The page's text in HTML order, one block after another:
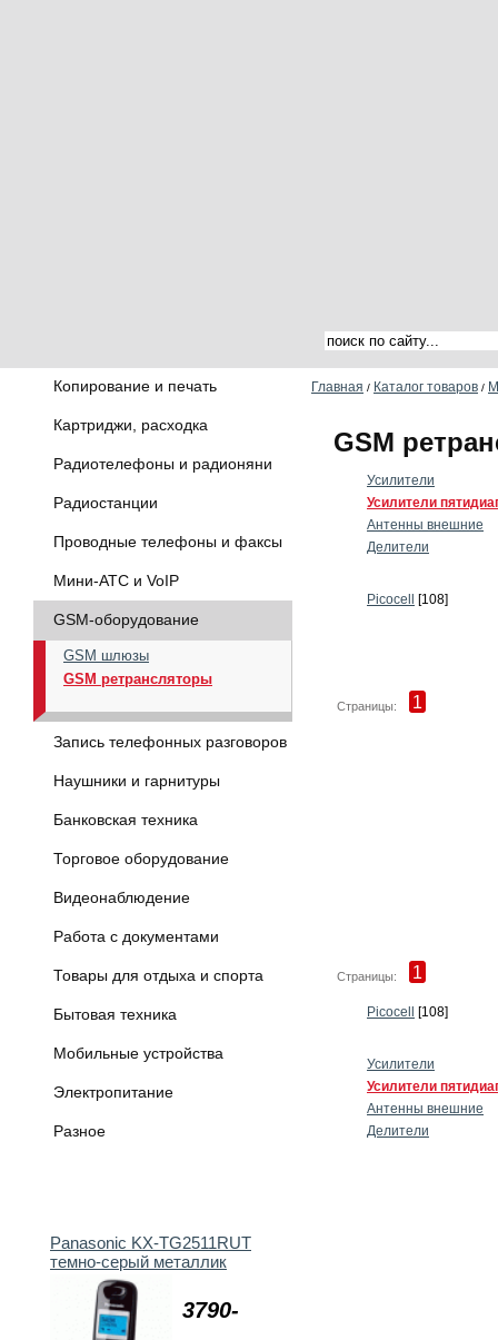
Копирование и печать
Картриджи, расходка
Радиотелефоны и радионяни
Радиостанции
Проводные телефоны и факсы
Мини-АТС и VoIP
GSM-оборудование
GSM шлюзы
GSM ретрансляторы
Запись телефонных разговоров
Наушники и гарнитуры
Банковская техника
Торговое оборудование
Видеонаблюдение
Работа с документами
Товары для отдыха и спорта
Бытовая техника
Мобильные устройства
Электропитание
Разное
3790-
Panasonic KX-TG2511RUT
темно-серый металлик
Главная / Каталог товаров /
GSM
Усилители
Усилители
Антенны внешние
Делители
Picocell [108]
Страницы: 1
Страницы: 1
Picocell [108]
Усилители
Усилители
Антенны внешние
Делители